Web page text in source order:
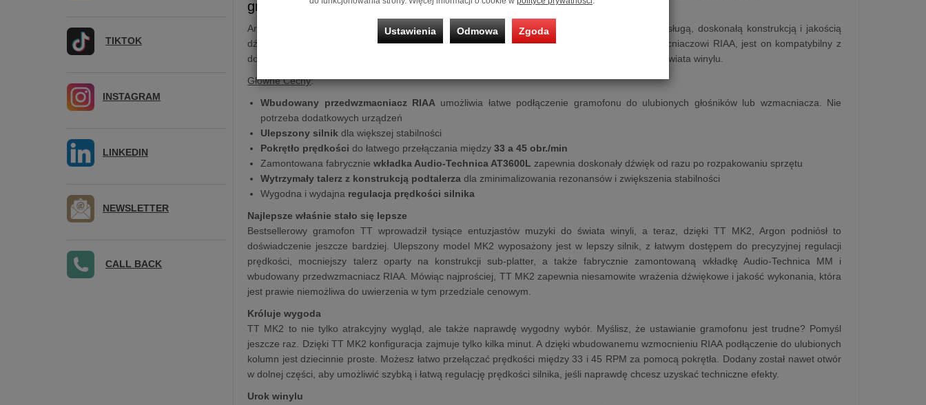
gramofonowym Argon AudioTT MK2
Argon
to gramofon plug-and-play o najlepszym stosunku jakości do ceny, z łatwą obsługą, doskonałą konstrukcją i jakością
dźwięku, która konkuruje z trzykrotnie droższymi modelami. Dzięki wbudowanemu przedwzmacniaczowi RIAA, jest on kompatybilny z
dowolnym wzmacniaczem lub aktywnymi kolumnami, co czyni go idealnym punktem wejścia do świata winylu.
Główne Cechy:
Wbudowany przedwzmacniacz RIAA umożliwia łatwe podłączenie gramofonu do ulubionych głośników lub wzmacniacza. Nie
potrzeba dodatkowych urządzeń
Ulepszony silnik dla większej stabilności
Pokrętło prędkości do łatwego przełączania między33 a 45 obr./min
Zamontowana fabryczniewkładka Audio-Technica AT3600L zapewnia doskonały dźwięk od razu po rozpakowaniu sprzętu
Wytrzymały talerz z konstrukcją podtalerza dla zminimalizowania rezonansów i zwiększenia stabilności
Wygodna i wydajna regulacja prędkości silnika
Najlepsze właśnie stało się lepsze
Bestsellerowy gramofon TT wprowadził tysiące entuzjastów muzyki do świata winyli, a teraz, dzięki TT MK2, Argon podniósł to
doświadczenie jeszcze bardziej. Ulepszony model MK2 wyposażony jest w lepszy silnik, z łatwym dostępem do precyzyjnej regulacji
prędkości, mocniejszy talerz oparty na konstrukcji sub-platter, a także fabrycznie zamontowaną wkładkę Audio-Technica MM i
wbudowany przedwzmacniacz RIAA. Mówiąc najprościej, TT MK2 zapewnia niesamowite wrażenia dźwiękowe i jakość wykonania, która
jest prawie niemożliwa do uwierzenia w tym przedziale cenowym.
Króluje wygoda
TT MK2 to nie tylko atrakcyjny wygląd, ale także naprawdę wygodny wybór. Myślisz, że ustawianie gramofonu jest trudne? Pomyśl
jeszcze raz. Dzięki TT MK2 konfiguracja zajmuje tylko kilka minut. A dzięki wbudowanemu wzmocnieniu RIAA podłączenie do ulubionych
kolumn jest dziecinnie proste. Możesz łatwo przełączać prędkości między 33 i 45 RPM za pomocą pokrętła. Dodany został nawet otwór
w dolnej części, aby umożliwić szybką i łatwą regulację prędkości silnika, jeśli naprawdę chcesz uzyskać techniczne efekty.
Urok winylu
TIKTOK
INSTAGRAM
LINKEDIN
NEWSLETTER
CALL BACK
Ustawienia Odmowa Zgoda